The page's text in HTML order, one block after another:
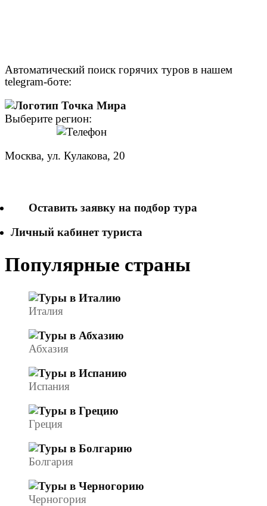
Автоматический поиск горячих туров в нашем
telegram-боте:
Выберите регион:
Москва, ул. Кулакова, 20
Оставить заявку на подбор тура
Личный кабинет туриста
Популярные страны
Италия
Абхазия
Испания
Греция
Болгария
Черногория